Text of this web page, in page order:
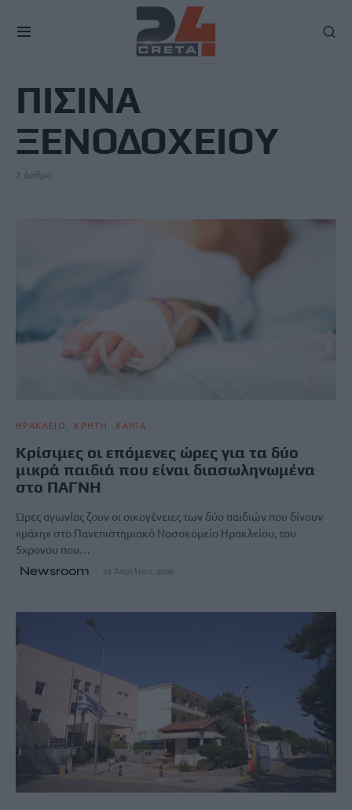
ΠΙΣΙΝΑ
ΞΕΝΟΔΟΧΕΙΟΥ
2 άρθρα
ΗΡΑΚΛΕΙΟ ΚΡΗΤΗ ΧΑΝΙΑ
Κρίσιμες οι επόμενες ώρες για τα δύο
μικρά παιδιά που είναι διασωληνωμένα
στο ΠΑΓΝΗ
Ώρες αγωνίας ζουν οι οικογένειες των δύο παιδιών που δίνουν
«μάχη» στο Πανεπιστημιακό Νοσοκομείο Ηρακλείου, του
5χρονου που…
Newsroom 29 Απριλίου, 2026